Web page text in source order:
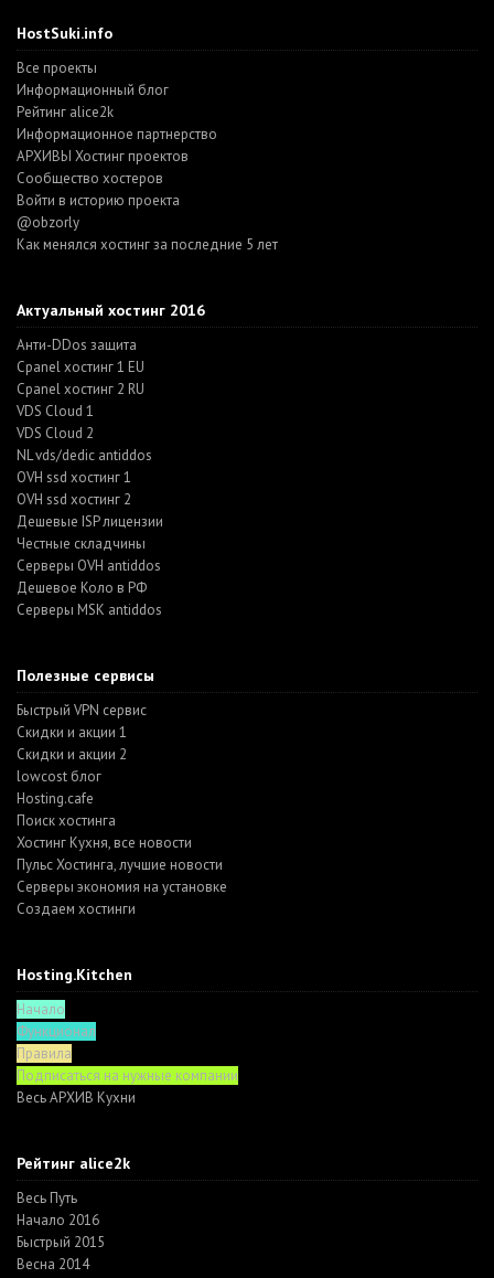
HostSuki.info
Все проекты
Информационный блог
Рейтинг alice2k
Информационное партнерство
АРХИВЫ Хостинг проектов
Cообщество хостеров
Войти в историю проекта
@obzorly
Как менялся хостинг за последние 5 лет
Актуальный хостинг 2016
Анти-DDos защита
Cpanel хостинг 1 EU
Cpanel хостинг 2 RU
VDS Cloud 1
VDS Cloud 2
NL vds/dedic antiddos
OVH ssd хостинг 1
OVH ssd хостинг 2
Дешевые ISP лицензии
Честные складчины
Серверы OVH antiddos
Дешевое Коло в РФ
Серверы MSK antiddos
Полезные сервисы
Быстрый VPN сервис
Скидки и акции 1
Скидки и акции 2
lowcost блог
Hosting.cafe
Поиск хостинга
Хостинг Кухня, все новости
Пульс Хостинга, лучшие новости
Серверы экономия на установке
Создаем хостинги
Hosting.Kitchen
Начало
Функционал
Правила
Подписаться на нужные компании
Весь АРХИВ Кухни
Рейтинг alice2k
Весь Путь
Начало 2016
Быстрый 2015
Весна 2014